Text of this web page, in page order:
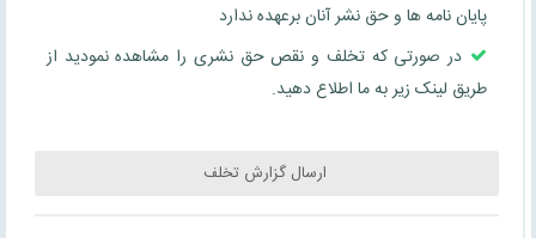
پایان نامه ها و حق نشر آنان برعهده ندارد
در صورتی که تخلف و نقص حق نشری را مشاهده نمودید از
طریق لینک زیر به ما اطلاع دهید.
ارسال گزارش تخلف